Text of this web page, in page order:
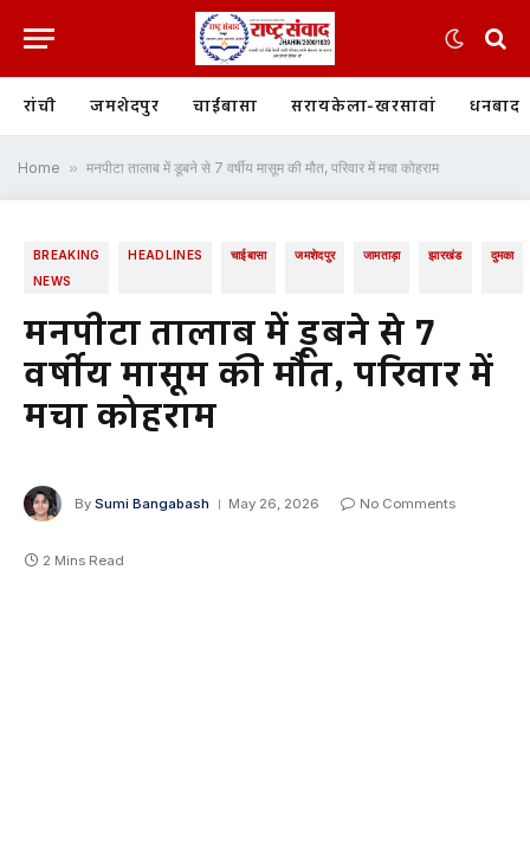
रांची जमशेदपुर चाईबासा सरायकेला-खरसावां धनबाद
Home » मनपीटा तालाब में डूबने से 7 वर्षीय मासूम की मौत, परिवार में मचा कोहराम
BREAKING
NEWS
HEADLINES चाईबासा जमशेदपुर जामताड़ा झारखंड दुमका
मनपीटा तालाब में डूबने से 7
वर्षीय मासूम की मौत, परिवार में
मचा कोहराम
By Sumi Bangabash May 26, 2026 No Comments
2 Mins Read